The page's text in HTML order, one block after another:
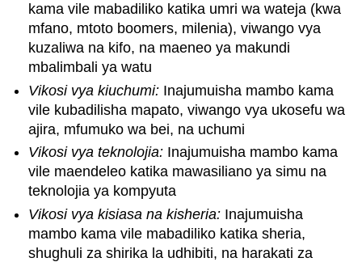
kama vile mabadiliko katika umri wa wateja (kwa
mfano, mtoto boomers, milenia), viwango vya
kuzaliwa na kifo, na maeneo ya makundi
mbalimbali ya watu
Vikosi vya kiuchumi: Inajumuisha mambo kama
vile kubadilisha mapato, viwango vya ukosefu wa
ajira, mfumuko wa bei, na uchumi
Vikosi vya teknolojia: Inajumuisha mambo kama
vile maendeleo katika mawasiliano ya simu na
teknolojia ya kompyuta
Vikosi vya kisiasa na kisheria: Inajumuisha
mambo kama vile mabadiliko katika sheria,
shughuli za shirika la udhibiti, na harakati za